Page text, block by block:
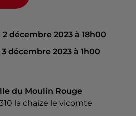
2 décembre 2023 à 18h00
3 décembre 2023 à 1h00
du Moulin Rouge
la chaize le vicomte